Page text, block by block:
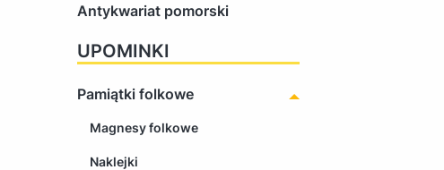
Antykwariat pomorski
UPOMINKI
Pamiątki folkowe
Magnesy folkowe
Naklejki